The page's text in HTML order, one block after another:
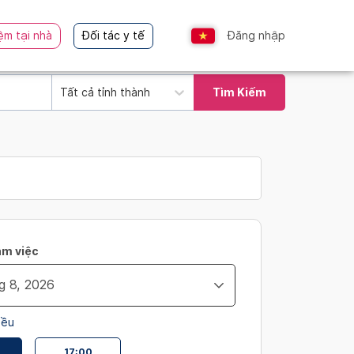
tại nhà Đối tác y tế Đăng nhập
Tất cả tỉnh thành Tìm Kiếm
việc